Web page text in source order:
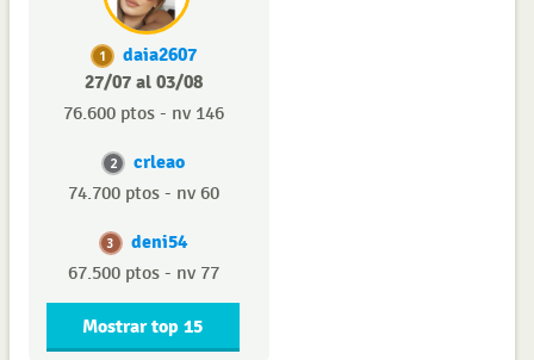
1
daia2607
27/07 al 03/08
76.600 ptos - nv 146
2 crleao
74.700 ptos - nv 60
3 deni54
67.500 ptos - nv 77
Mostrar top 15